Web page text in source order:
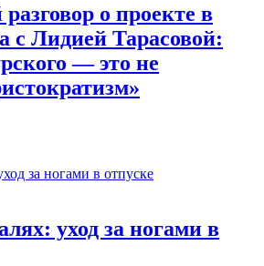
о проекте в
c Лидией Тарасовой:
— это не
уход за ногами в